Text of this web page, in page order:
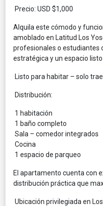
Precio: USD $1,000
Alquila este cómodo y
amoblado en Latitud Los
profesionales o estudiantes
estratégica y un espacio
Listo para habitar – solo
Distribución:
1 habitación
1 baño completo
Sala – comedor integrados
Cocina
1 espacio de parqueo
El apartamento cuenta con
distribución práctica que
Ubicación privilegiada en